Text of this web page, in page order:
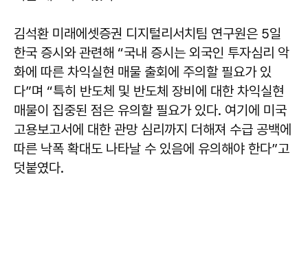
김석환 미래에셋증권 디지털리서치팀 연구원은 5일
한국 증시와 관련해 “국내 증시는 외국인 투자심리 악
화에 따른 차익실현 매물 출회에 주의할 필요가 있
다”며 “특히 반도체 및 반도체 장비에 대한 차익실현
매물이 집중된 점은 유의할 필요가 있다. 여기에 미국
고용보고서에 대한 관망 심리까지 더해져 수급 공백에
따른 낙폭 확대도 나타날 수 있음에 유의해야 한다”고
덧붙였다.